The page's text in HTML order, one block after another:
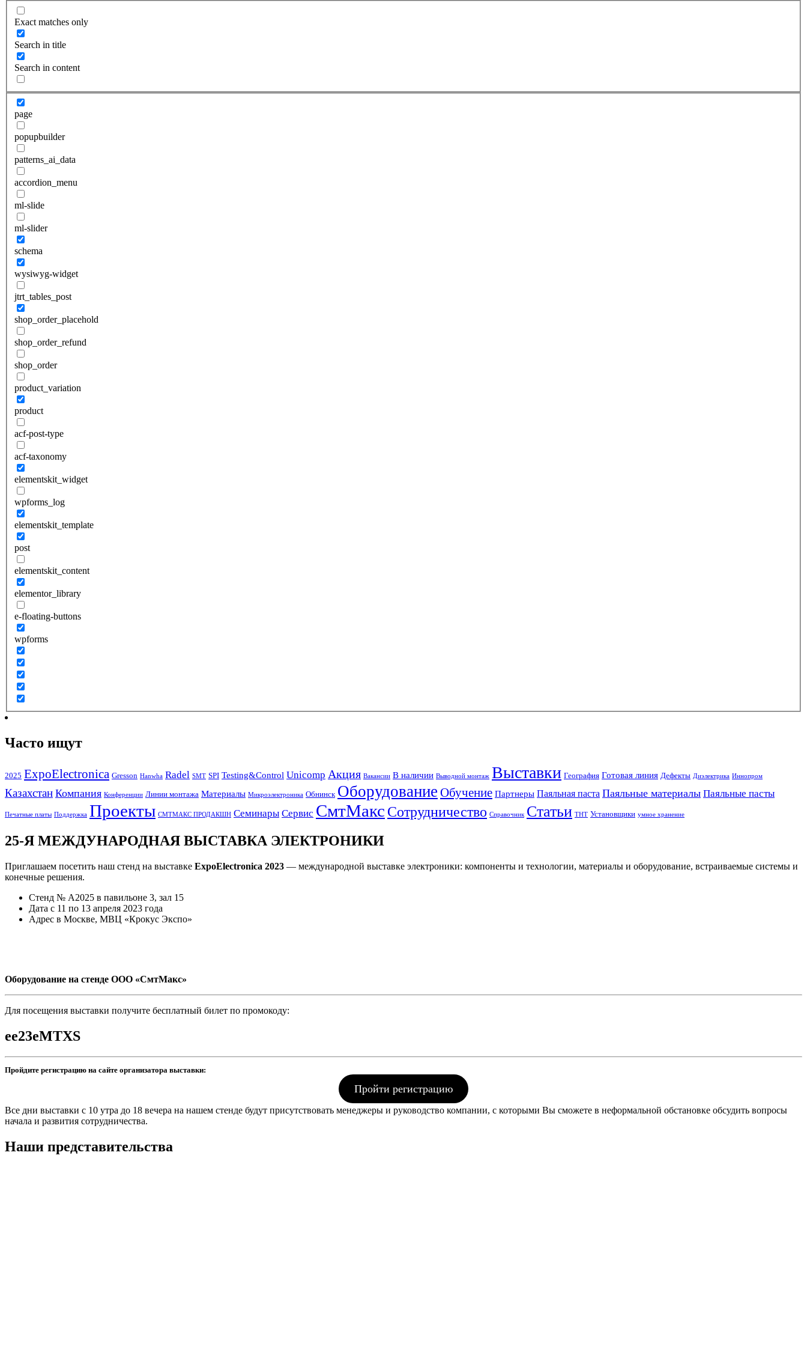
Exact matches only
Search in title
Search in content
page
popupbuilder
patterns_ai_data
accordion_menu
ml-slide
ml-slider
schema
wysiwyg-widget
jtrt_tables_post
shop_order_placehold
shop_order_refund
shop_order
product_variation
product
acf-post-type
acf-taxonomy
elementskit_widget
wpforms_log
elementskit_template
post
elementskit_content
elementor_library
e-floating-buttons
wpforms
Часто ищут
2025 ExpoElectronica Gresson Hanwha Radel SMT SPI Testing&Control Unicomp Акция Вакансии В наличии Выводной монтаж Выставки География Готовая линия Дефекты Диэлектрика Иннопром
Казахстан Компания Конференции Линии монтажа Материалы Микроэлектроника Обнинск Оборудование Обучение Партнеры Паяльная паста Паяльные материалы Паяльные пасты
Печатные платы Поддержка Проекты СМТМАКС ПРОДАКШН Семинары Сервис СмтМакс Сотрудничество Справочник Статьи ТНТ Установщики умное хранение
25-Я МЕЖДУНАРОДНАЯ ВЫСТАВКА ЭЛЕКТРОНИКИ
Приглашаем посетить наш стенд на выставке ExpoElectronica 2023 — международной выставке электроники: компоненты и технологии, материалы и оборудование, встраиваемые системы и
конечные решения.
Стенд № A2025 в павильоне 3, зал 15
Дата с 11 по 13 апреля 2023 года
Адрес в Москве, МВЦ «Крокус Экспо»
Оборудование на стенде ООО «СмтМакс»
Для посещения выставки получите бесплатный билет по промокоду:
ee23eMTXS
Пройдите регистрацию на сайте организатора выставки:
Пройти регистрацию
Все дни выставки с 10 утра до 18 вечера на нашем стенде будут присутствовать менеджеры и руководство компании, с которыми Вы сможете в неформальной обстановке обсудить вопросы
начала и развития сотрудничества.
Наши представительства